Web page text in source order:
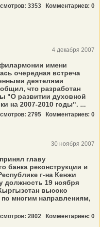
3353 Комментариев: 0
4 декабря 2007
имени
очередная встреча
деятелями
что разработан
"О развитии духовной
на 2007-2010 годы". ...
2795 Комментариев: 0
30 ноября 2007
главу
банка реконструкции и
г-на Кенжи
должность 19 ноября
высоко
многим направлениям,
2802 Комментариев: 0